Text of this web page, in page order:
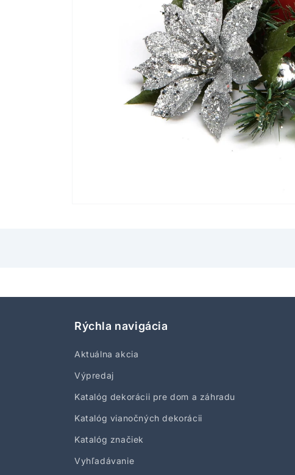
Rýchla navigácia
Aktuálna akcia
Výpredaj
Katalóg dekorácii pre dom a záhradu
Katalóg vianočných dekorácii
Katalóg značiek
Vyhľadávanie